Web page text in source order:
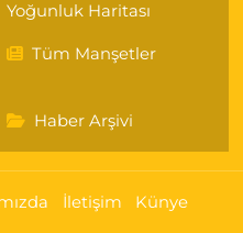
Yoğunluk Haritası
Tüm Manşetler
Haber Arşivi
İletişim Künye